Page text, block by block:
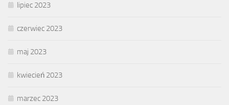
lipiec 2023
czerwiec 2023
maj 2023
kwiecień 2023
marzec 2023